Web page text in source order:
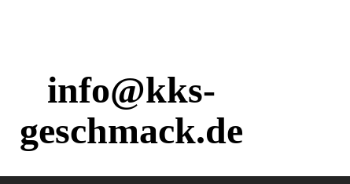
info@kks-
geschmack.de